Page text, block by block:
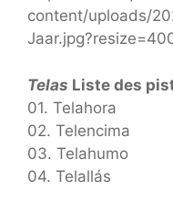
content/uploads/
Telas Liste des
01. Telahora
02. Telencima
03. Telahumo
04. Telallás